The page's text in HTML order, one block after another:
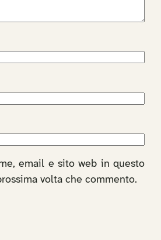
email e sito web in questo
volta che commento.